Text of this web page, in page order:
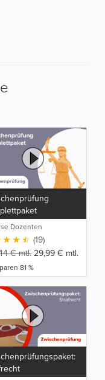
Dozenten
(19)
€mtl. 29,99 € mtl.
81 %